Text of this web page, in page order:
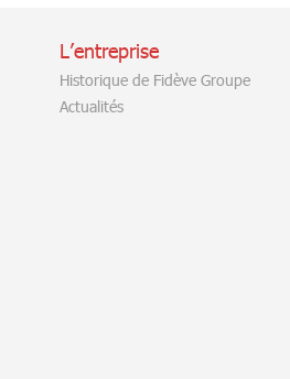
L’entreprise
Historique de Fidève Groupe
Actualités